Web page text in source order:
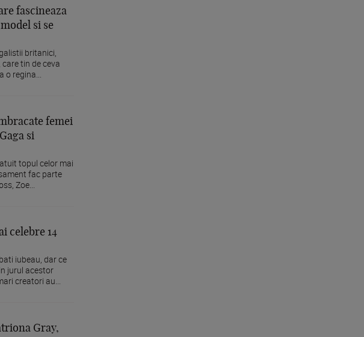
fascineaza
si se
britanici,
tin de ceva
regina...
femei
si
topul celor mai
fac parte
Zoe...
celebre 14
iubeau, dar ce
jurul acestor
creatori au...
Gray,